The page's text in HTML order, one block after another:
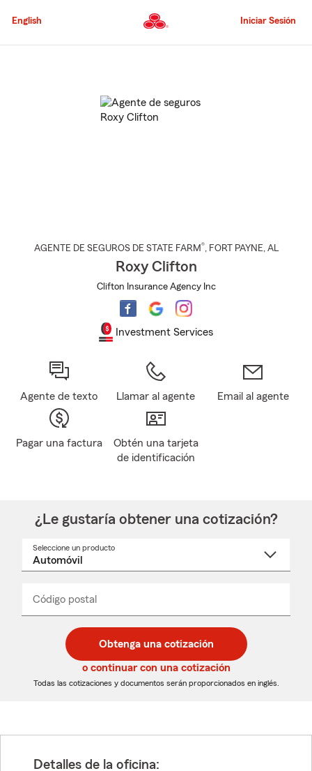
al
principal
English Iniciar Sesión
AGENTE DE SEGUROS DE STATE FARM®, FORT PAYNE, AL
Roxy Clifton
Clifton Insurance Agency Inc
Investment Services
Agente de texto Llamar al agente Email al agente
Pagar una factura
Obtén una tarjeta
de identificación
¿Le gustaría obtener una cotización?
Seleccione un producto
desplegable
Código postal
de
5
dígitos
de
5
dígitos
_____
Obtenga una cotización
o continuar con una cotización
Todas las cotizaciones y documentos serán proporcionados en inglés.
Detalles de la oficina: